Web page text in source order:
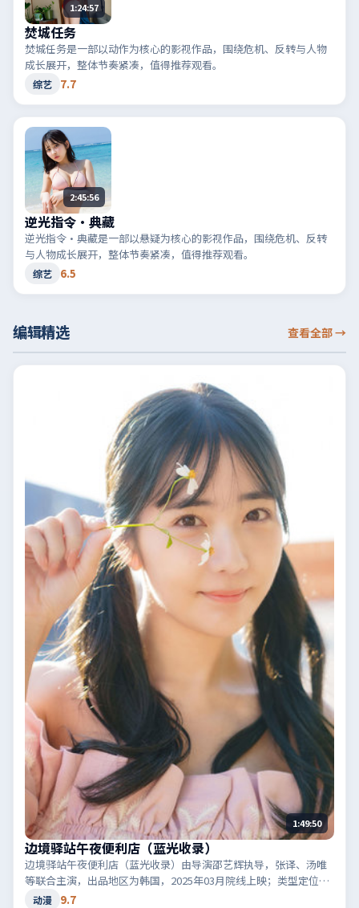
1:24:57
焚城任务
焚城任务是一部以动作为核心的影视作品，围绕危机、反转与人物
成长展开，整体节奏紧凑，值得推荐观看。
综艺 7.7
2:45:56
逆光指令·典藏
逆光指令·典藏是一部以悬疑为核心的影视作品，围绕危机、反转
与人物成长展开，整体节奏紧凑，值得推荐观看。
综艺 6.5
编辑精选 查看全部→
1:49:50
边境驿站午夜便利店（蓝光收录）
边境驿站午夜便利店（蓝光收录）由导演邵艺辉执导，张译、汤唯
等联合主演，出品地区为韩国，2025年03月院线上映；类型定位为
动漫·惊悚，音效与剪辑节奏凌厉。适合检索「韩国惊悚」「2025
动漫 9.7